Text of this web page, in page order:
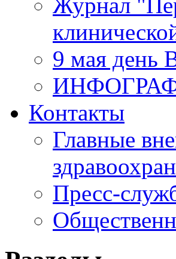
9 мая день
Контакты
Главные
Пресс-